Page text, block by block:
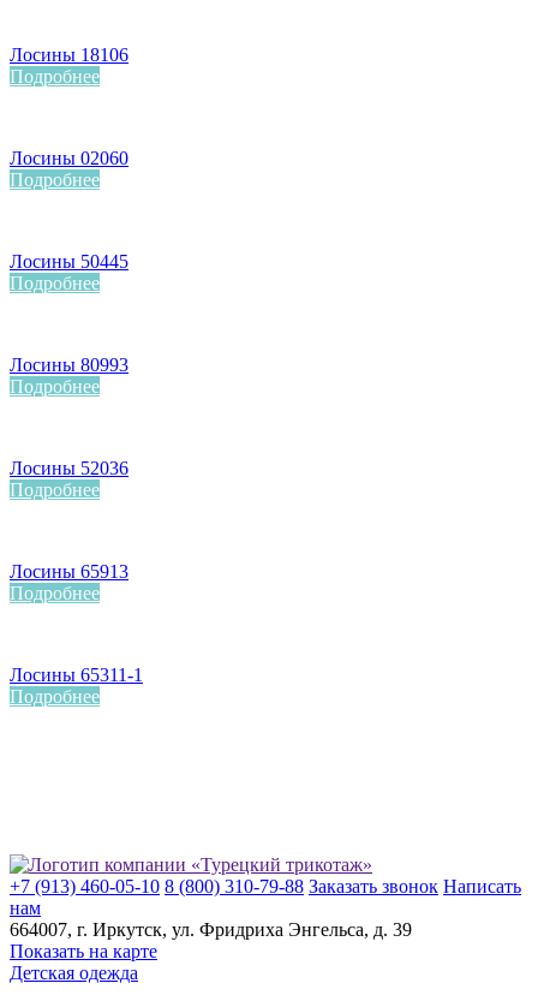
Лосины 18106
Подробнее
Лосины 02060
Подробнее
Лосины 50445
Подробнее
Лосины 80993
Подробнее
Лосины 52036
Подробнее
Лосины 65913
Подробнее
Лосины 65311-1
Подробнее
+7 (913) 460-05-10 8 (800) 310-79-88 Заказать звонок Написать
нам
664007, г. Иркутск, ул. ​Фридриха Энгельса, д. 39
Показать на карте
Детская одежда